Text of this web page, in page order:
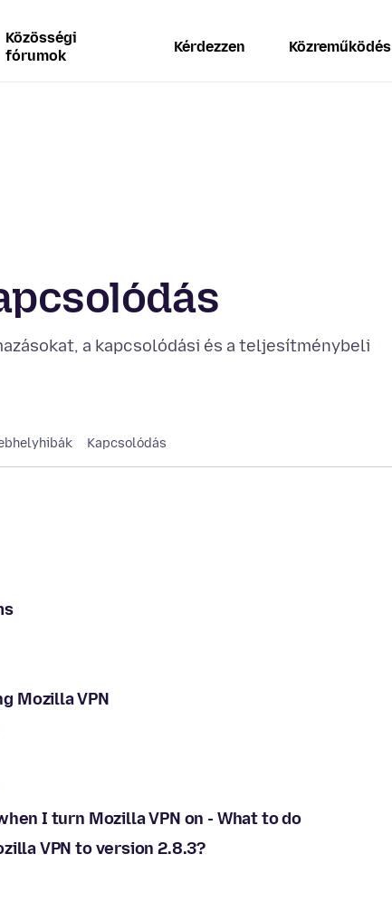
Közösségi
fórumok
Kérdezzen Közreműködés
a kapcsolódási és a teljesítménybeli
Kapcsolódás
Mozilla VPN
I turn Mozilla VPN on - What to do
VPN to version 2.8.3?